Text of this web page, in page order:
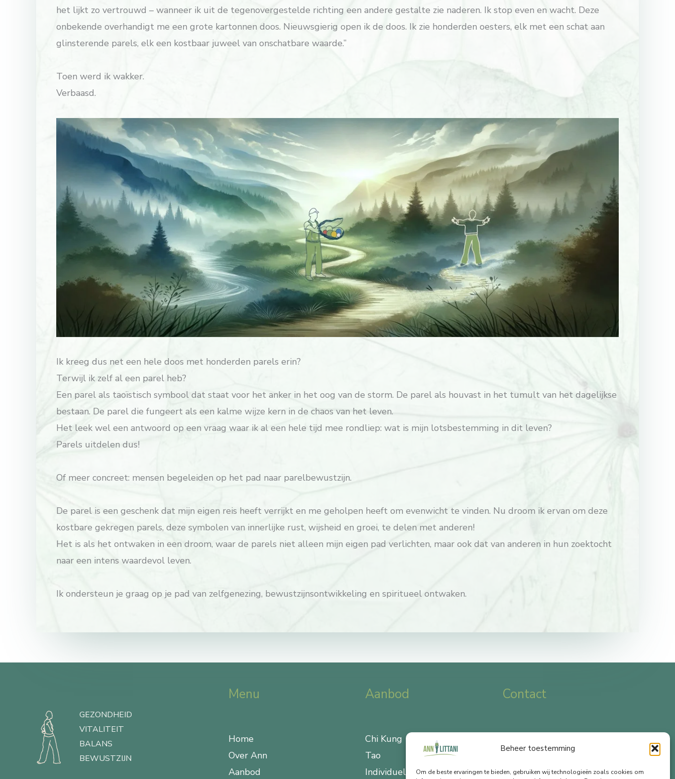
Beheer toestemming
Om de beste ervaringen te bieden, gebruiken wij technologieën zoals cookies om
het lijkt zo vertrouwd – wanneer ik uit de tegenovergestelde richting een andere gestalte zie naderen. Ik stop even en wacht. Deze
onbekende overhandigt me een grote kartonnen doos. Nieuwsgierig open ik de doos. Ik zie honderden oesters, elk met een schat aan
glinsterende parels, elk een kostbaar juweel van onschatbare waarde.”
Toen werd ik wakker.
Verbaasd.
Ik kreeg dus net een hele doos met honderden parels erin?
Terwijl ik zelf al een parel heb?
Een parel als taoïstisch symbool dat staat voor het anker in het oog van de storm. De parel als houvast in het tumult van het dagelijkse
bestaan. De parel die fungeert als een kalme wijze kern in de chaos van het leven.
Het leek wel een antwoord op een vraag waar ik al een hele tijd mee rondliep: wat is mijn lotsbestemming in dit leven?
Parels uitdelen dus!
Of meer concreet: mensen begeleiden op het pad naar parelbewustzijn.
De parel is een geschenk dat mijn eigen reis heeft verrijkt en me geholpen heeft om evenwicht te vinden. Nu droom ik ervan om deze
kostbare gekregen parels, deze symbolen van innerlijke rust, wijsheid en groei, te delen met anderen!
Het is als het ontwaken in een droom, waar de parels niet alleen mijn eigen pad verlichten, maar ook dat van anderen in hun zoektocht
naar een intens waardevol leven.
Ik ondersteun je graag op je pad van zelfgenezing, bewustzijnsontwikkeling en spiritueel ontwaken.
GEZONDHEID
VITALITEIT
BALANS
BEWUSTZIJN
Menu
Home
Over Ann
Aanbod
Aanbod
Chi Kung
Tao
Individuele begeleiding
Contact
2140 Borgerhout
0473 55 18 60